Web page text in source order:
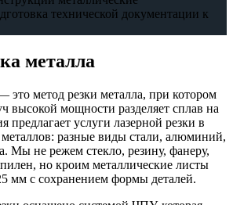
технической документации к
металла
это метод резки металла, при котором
высокой мощности разделяет сплав на
предлагает услуги лазерной резки в
разные виды стали, алюминий,
Мы не режем стекло, резину, фанеру,
но кроим металлические листы
мм с сохранением формы деталей.